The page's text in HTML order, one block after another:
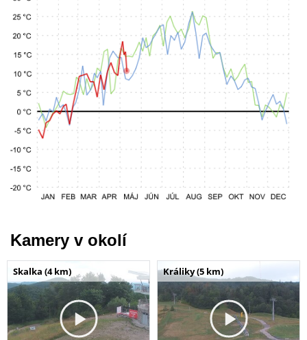
Kamery v okolí
Skalka (4 km) Králiky (5 km)